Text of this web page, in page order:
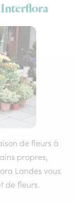
Interflora
de fleurs à
propres,
Landes vous
de fleurs.